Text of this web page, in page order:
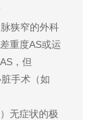
狭窄的外科
重度AS或运
，但
手术（如
无症状的极